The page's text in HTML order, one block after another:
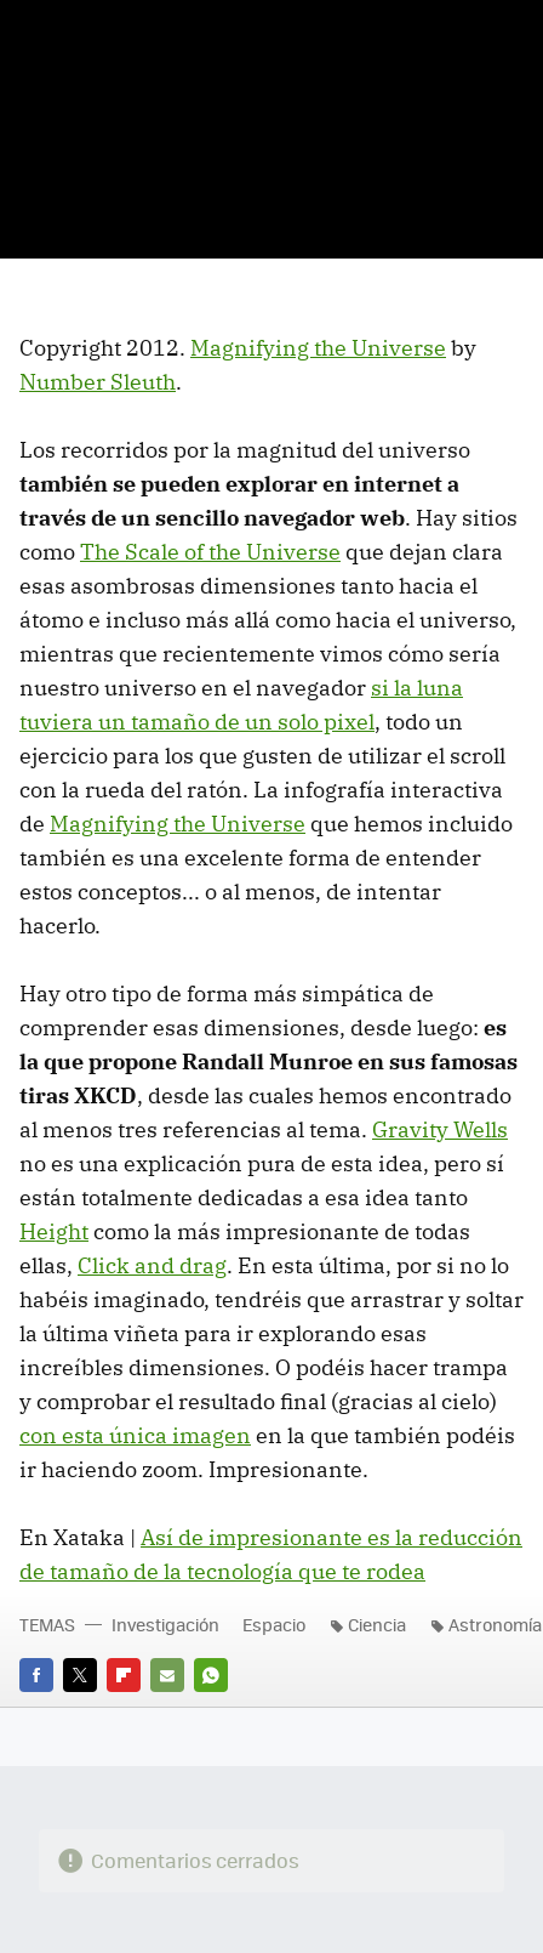
Copyright 2012. Magnifying the Universe by
Number Sleuth.
Los recorridos por la magnitud del universo
también se pueden explorar en interneta
través de un sencillo navegador web. Hay sitios
comoThe Scale of the Universe que dejan clara
esas asombrosas dimensiones tanto hacia el
átomo e incluso más allá como hacia el universo,
mientras que recientemente vimos cómo sería
nuestro universo en el navegador si la luna
tuviera un tamaño de un solo pixel, todo un
ejercicio para los que gusten de utilizar el scroll
con la rueda del ratón. La infografía interactiva
de Magnifying the Universe que hemos incluido
también es una excelente forma de entender
estos conceptos... o al menos, de intentar
hacerlo.
Hay otro tipo de forma más simpática de
comprender esas dimensiones, desde luego: es
la que propone Randall Munroe en sus famosas
tiras XKCD, desde las cuales hemos encontrado
al menos tres referencias al tema. Gravity Wells
no es una explicación pura de esta idea, pero sí
están totalmente dedicadas a esa idea tanto
Heightcomo la más impresionante de todas
ellas, Click and drag. En esta última, por si no lo
habéis imaginado, tendréis que arrastrar y soltar
la última viñeta para ir explorando esas
increíbles dimensiones. O podéis hacer trampa
y comprobar el resultado final (gracias al cielo)
con esta única imagen en la que también podéis
ir haciendo zoom. Impresionante.
En Xataka | Así de impresionante es la reducción
de tamaño de la tecnología que te rodea
FACEBOOK
TWITTERFLIPBOARD
E-
WHATSAPP
TEMAS Investigación Espacio Ciencia Astronomía
Comentarios cerrados